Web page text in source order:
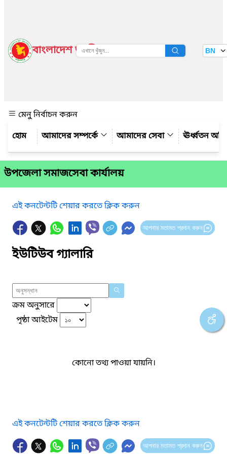
বাংলাদেশ জাতীয় তথ্য বাতায়ন BN
মেনু নির্বাচন করুন
আমাদের সম্পর্কে
আমাদের সেবা ঊর্ধ্বতন
উপজেলা সমাজসেবা কার্যালয়
এই কনটেন্টটি শেয়ার করতে ক্লিক করুন
আপনার মতামত প্রদান করুন
ইউটিউব গ্যালারি
ক্রম অনুসারে
পৃষ্ঠা আইটেম
কোনো তথ্য পাওয়া যায়নি।
এই কনটেন্টটি শেয়ার করতে ক্লিক করুন
আপনার মতামত প্রদান করুন